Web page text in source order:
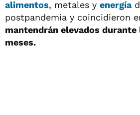
alimentos, metales y energía
postpandemia y coincidieron
mantendrán elevados
meses.